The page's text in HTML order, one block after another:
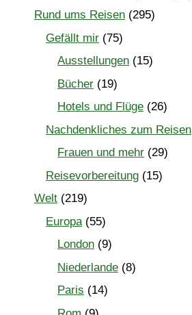
Rund ums Reisen (295)
Gefällt mir (75)
Ausstellungen (15)
Bücher (19)
Hotels und Flüge (26)
Nachdenkliches zum Reisen
Frauen und mehr (29)
Reisevorbereitung (15)
Welt (219)
Europa(55)
London (9)
Niederlande (8)
Paris (14)